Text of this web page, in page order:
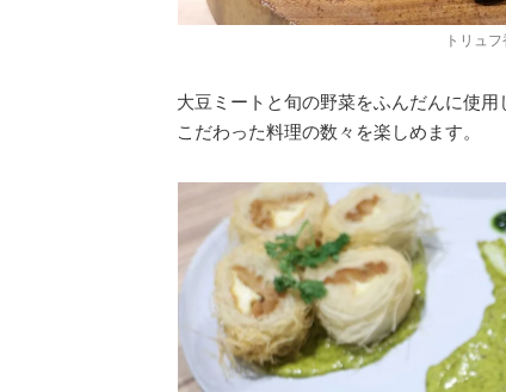
トリュ
大豆ミートと旬の野菜をふんだんに使
こだわった料理の数々を楽しめます。